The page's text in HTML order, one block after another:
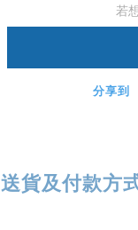
若
分享到
送貨及付款方